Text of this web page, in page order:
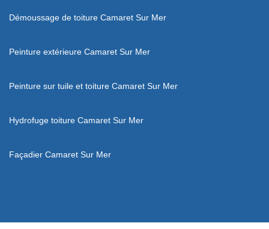
Démoussage de toiture Camaret Sur Mer
Peinture extérieure Camaret Sur Mer
Peinture sur tuile et toiture Camaret Sur Mer
Hydrofuge toiture Camaret Sur Mer
Façadier Camaret Sur Mer